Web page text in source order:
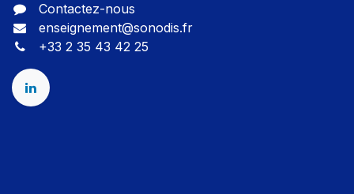
Contactez-nous
enseignement@sonodis.fr
+33 2 35 43 42 25